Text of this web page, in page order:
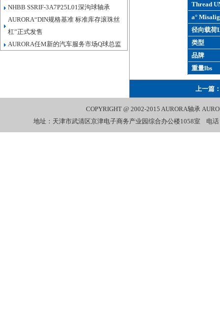
NHBB SSRIF-3A7P25L01深沟球轴承
AURORA“DIN规格基准 标准库存滚珠丝
杠”正式发售
AURORA任M新的汽车服务市场Q球总监
Thread
a°
径向载荷
类型
品牌
重量lbs
上一篇
COPYRIGHT @ 2002-2015AURORA轴承
地址：天津市武清区京津电子商务产业园综合办公楼1058室 电